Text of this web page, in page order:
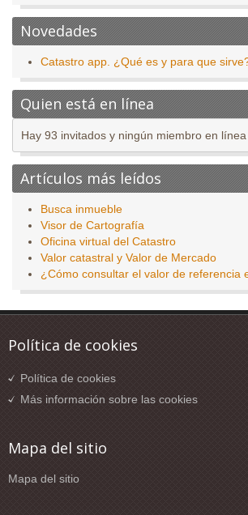
Novedades
Catastro app. ¿Qué es y para que
Quien está en línea
Hay 93 invitados y ningún miembro en línea
Artículos más leídos
Busca inmueble
Visor de Cartografía
Oficina virtual del Catastro
Valor catastral y Valor de Mercado
¿Cómo consultar el valor de referencia
Política de cookies
Política de cookies
Más información sobre las cookies
Mapa del sitio
Mapa del sitio